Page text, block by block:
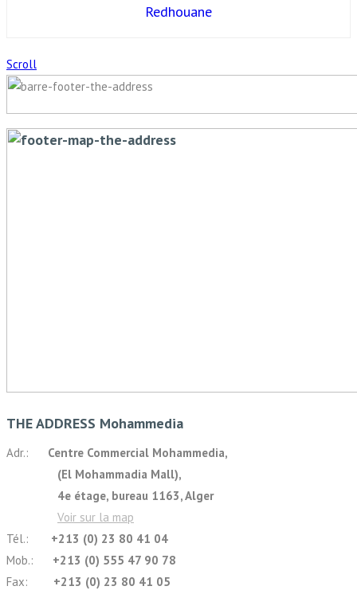
Redhouane
Scroll
THE ADDRESS Mohammedia
Adr.: Centre Commercial Mohammedia,
(El Mohammadia Mall),
4e étage, bureau 1163, Alger
Voir sur la map
Tél.:
+213 (0) 23 80 41 04
Mob.: +213 (0) 555 47 90 78
Fax: +213 (0) 23 80 41 05